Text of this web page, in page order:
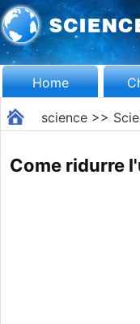
Home
science>>
Come ridurre